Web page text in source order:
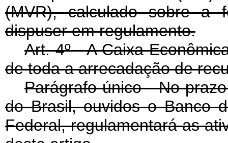
(MVR), calculado sobre a
dispuser em regulamento.
Art. 4º - A Caixa
de toda a arrecadação de
Parágrafo único - No
do Brasil, ouvidos o Banco
Federal, regulamentará as